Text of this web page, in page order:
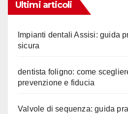
Ultimi articoli
Impianti dentali Assisi: guida
sicura
dentista foligno: come
prevenzione e fiducia
Valvole di sequenza: guida